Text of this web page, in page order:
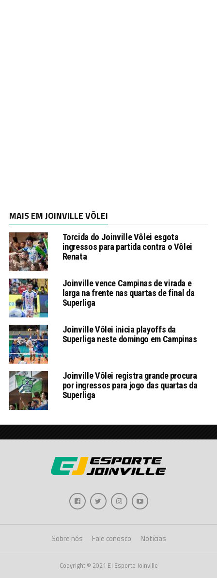
MAIS EM JOINVILLE VÔLEI
Torcida do Joinville Vôlei esgota
ingressos para partida contra o Vôlei
Renata
Joinville vence Campinas de virada e
larga na frente nas quartas de final da
Superliga
Joinville Vôlei inicia playoffs da
Superliga neste domingo em Campinas
Joinville Vôlei registra grande procura
por ingressos para jogo das quartas da
Superliga
Sobre nós Fale conosco Notícias
Copyright © 2021 EJ Esporte Joinville